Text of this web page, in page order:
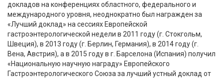
докладов на конференциях областного, федерального и
международного уровня, неоднократно был награжден за
«Лучший доклад» на сессиях Европейской
гастроэнтерологической недели в 2011 году (г. Стокгольм,
Швеция), в 2013 году (г. Берлин, Германия), в 2014 году (г.
Вена, Австрия), а в 2015 году в г. Барселона (Испания) получил
«Национальную научную награду» Европейского
Гастроэнтерологического Союза за лучший устный доклад от